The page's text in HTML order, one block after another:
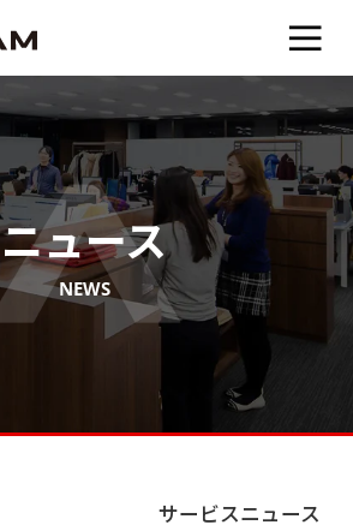
ニュース
NEWS
サービスニュース